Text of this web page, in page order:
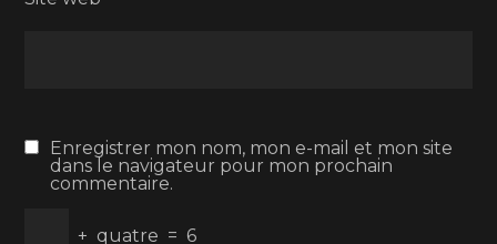
Enregistrer mon nom, mon e-mail et mon site
dans le navigateur pour mon prochain
commentaire.
+ quatre = 6